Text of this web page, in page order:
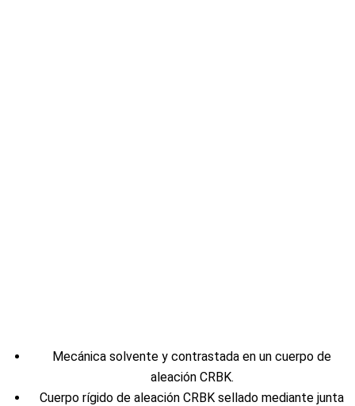
Mecánica solvente y contrastada en un cuerpo de
aleación CRBK.
Cuerpo rígido de aleación CRBK sellado mediante junta